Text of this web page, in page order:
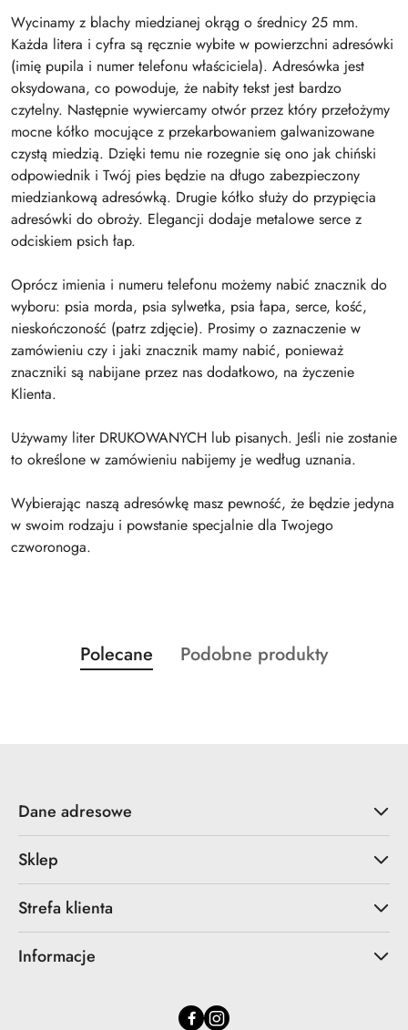
Wycinamy z blachy miedzianej okrąg o średnicy 25 mm.
Każda litera i cyfra są ręcznie wybite w powierzchni adresówki
(imię pupila i numer telefonu właściciela). Adresówka jest
oksydowana, co powoduje, że nabity tekst jest bardzo
czytelny. Następnie wywiercamy otwór przez który przełożymy
mocne kółko mocujące z przekarbowaniem galwanizowane
czystą miedzią. Dzięki temu nie rozegnie się ono jak chiński
odpowiednik i Twój pies będzie na długo zabezpieczony
miedziankową adresówką. Drugie kółko służy do przypięcia
adresówki do obroży. Elegancji dodaje metalowe serce z
odciskiem psich łap.
Oprócz imienia i numeru telefonu możemy nabić znacznik do
wyboru: psia morda, psia sylwetka, psia łapa, serce, kość,
nieskończoność (patrz zdjęcie). Prosimy o zaznaczenie w
zamówieniu czy i jaki znacznik mamy nabić, ponieważ
znaczniki są nabijane przez nas dodatkowo, na życzenie
Klienta.
Używamy liter DRUKOWANYCH lub pisanych. Jeśli nie zostanie
to określone w zamówieniu nabijemy je według uznania.
Wybierając naszą adresówkę masz pewność, że będzie jedyna
w swoim rodzaju i powstanie specjalnie dla Twojego
czworonoga.
Pomiń karuzelę produktów
Produkty
o
Polecane
Produkty
Podobne produkty
Dane adresowe
Sklep
Strefa klienta
Informacje